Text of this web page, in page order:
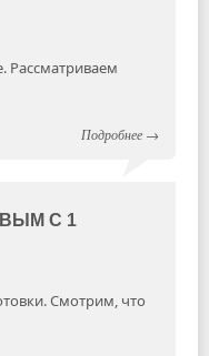
Рассматриваем
Подробнее →
С 1
Смотрим, что